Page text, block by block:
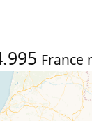
France